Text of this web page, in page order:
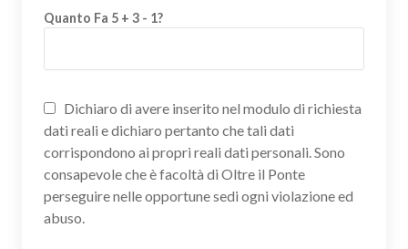
Quanto Fa 5 + 3 - 1?
Dichiaro di avere inserito nel modulo di richiesta
dati reali e dichiaro pertanto che tali dati
corrispondono ai propri reali dati personali. Sono
consapevole che è facoltà di Oltre il Ponte
perseguire nelle opportune sedi ogni violazione ed
abuso.